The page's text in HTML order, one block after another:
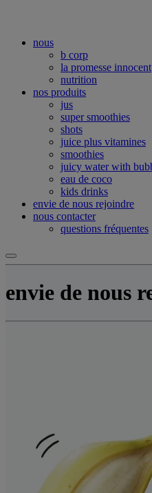
nous
b corp
la promesse innocent
nutrition
nos produits
jus
super smoothies
shots
juice plus vitamines
smoothies
juicy water with
eau de coco
kids drinks
envie de nous rejoindre
nous contacter
questions fréquentes
envie de nous